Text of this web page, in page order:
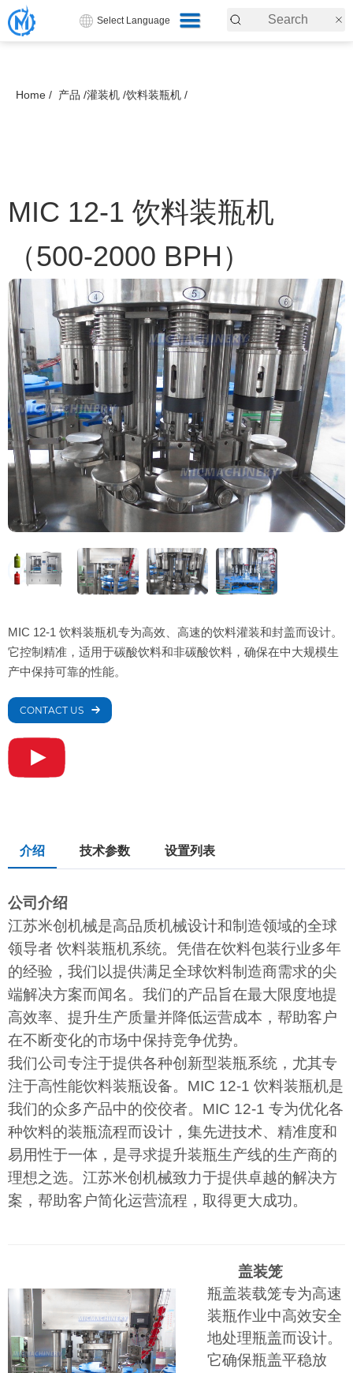
Select Language
Home / 产品 /灌装机 /饮料装瓶机 /
MIC 12-1 饮料装瓶机
（500-2000 BPH）
MIC 12-1 饮料装瓶机专为高效、高速的饮料灌装和封盖而设计。
它控制精准，适用于碳酸饮料和非碳酸饮料，确保在中大规模生
产中保持可靠的性能。
CONTACT US
介绍 技术参数 设置列表
公司介绍
江苏米创机械是高品质机械设计和制造领域的全球
领导者 饮料装瓶机系统。凭借在饮料包装行业多年
的经验，我们以提供满足全球饮料制造商需求的尖
端解决方案而闻名。我们的产品旨在最大限度地提
高效率、提升生产质量并降低运营成本，帮助客户
在不断变化的市场中保持竞争优势。
我们公司专注于提供各种创新型装瓶系统，尤其专
注于高性能饮料装瓶设备。MIC 12-1 饮料装瓶机是
我们的众多产品中的佼佼者。MIC 12-1 专为优化各
种饮料的装瓶流程而设计，集先进技术、精准度和
易用性于一体，是寻求提升装瓶生产线的生产商的
理想之选。江苏米创机械致力于提供卓越的解决方
案，帮助客户简化运营流程，取得更大成功。
盖装笼
瓶盖装载笼专为高速
装瓶作业中高效安全
地处理瓶盖而设计。
它确保瓶盖平稳放